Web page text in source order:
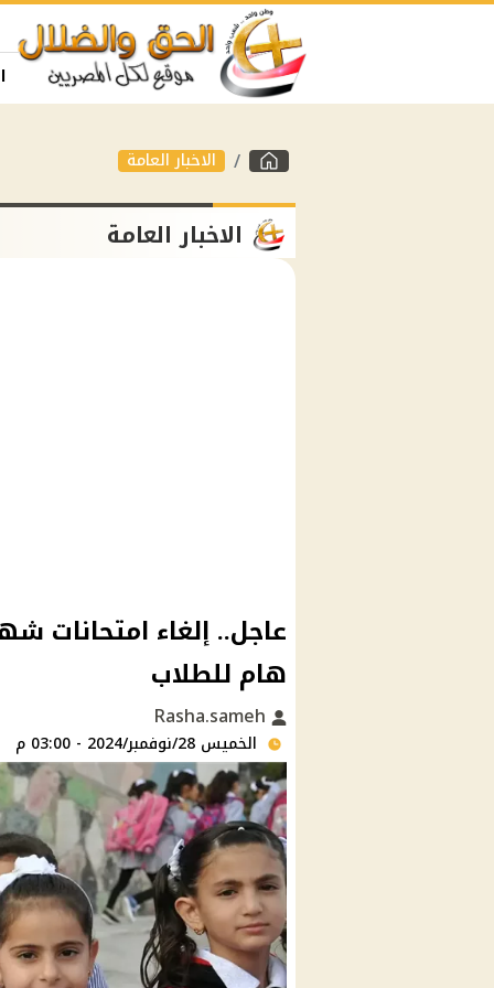
الاخبار العامة
الاخبار العامة
عاجل.. إلغاء امتحانات
هام للطلاب
الخميس 28/نوفمبر/2024 - 03:00 م